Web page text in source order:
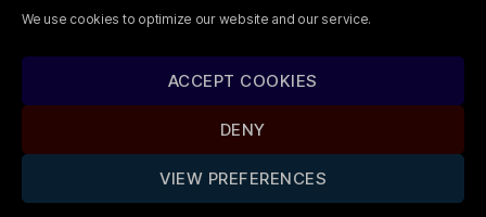
We use cookies to optimize our website and our service.
ACCEPT COOKIES
DENY
VIEW PREFERENCES
informatique
Solaris sécurité